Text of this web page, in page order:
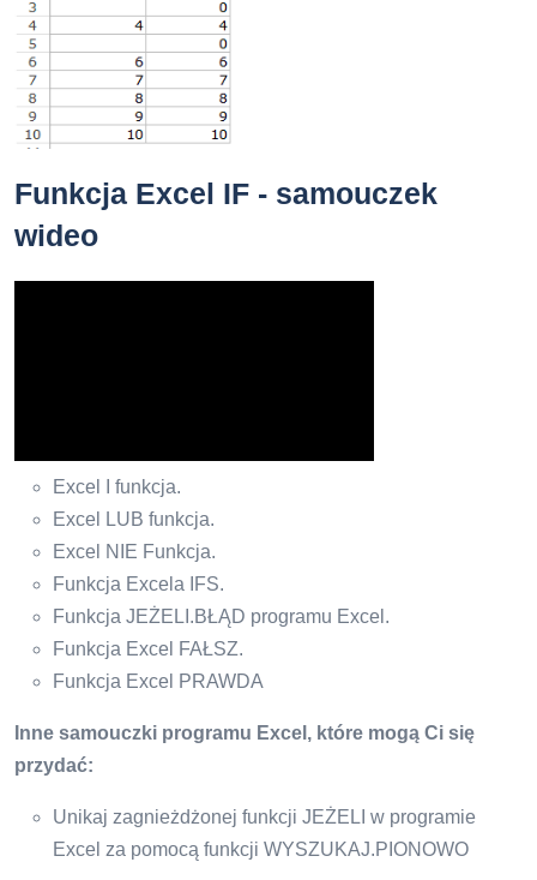
Funkcja Excel IF - samouczek
wideo
Excel I funkcja.
Excel LUB funkcja.
Excel NIE Funkcja.
Funkcja Excela IFS.
Funkcja JEŻELI.BŁĄD programu Excel.
Funkcja Excel FAŁSZ.
Funkcja Excel PRAWDA
Inne samouczki programu Excel, które mogą Ci się
przydać:
Unikaj zagnieżdżonej funkcji JEŻELI w programie
Excel za pomocą funkcji WYSZUKAJ.PIONOWO